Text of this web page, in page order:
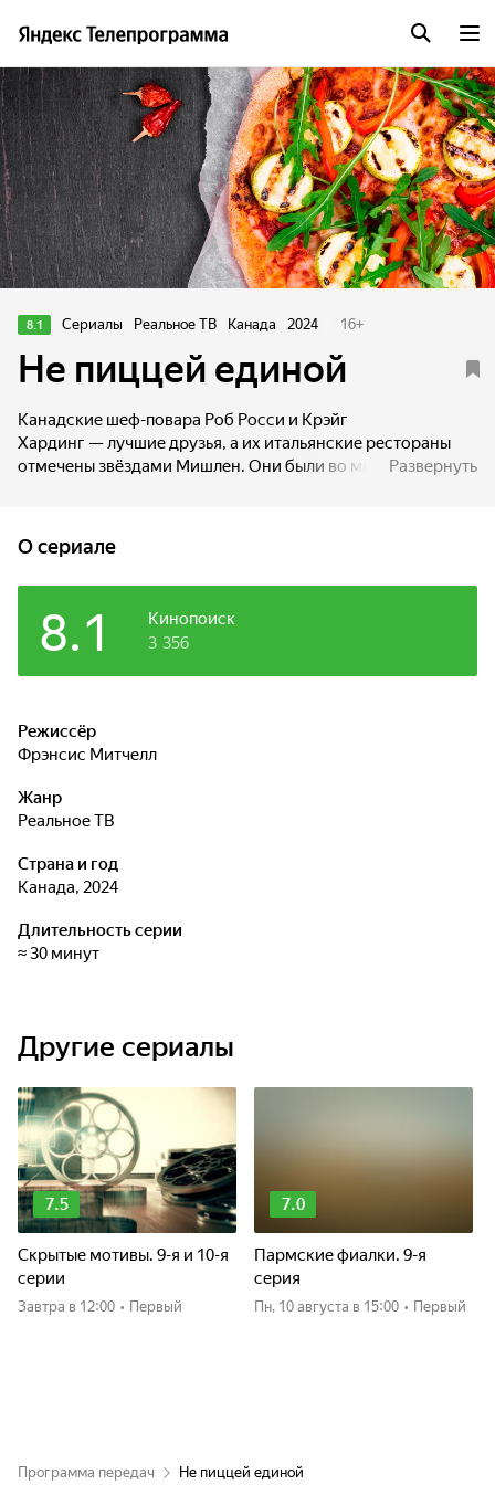
8.1 Сериалы Реальное ТВ Канада 2024 16+
Не пиццей единой
Канадские шеф-повара Роб Росси и Крэйг
Хардинг — лучшие друзья, а их итальянские рестораны
отмечены звёздами Мишлен. Они были во многих странах
Развернуть
O сериале
Кинопоиск
8.1 3 356
Режиссёр
Фрэнсис Митчелл
Жанр
реальное ТВ
Страна и год
Канада, 2024
Длительность серии
≈ 30 минут
Другие сериалы
7.5
Скрытые мотивы. 9-я и 10-я
серии
Завтра в 12:00 • Первый
7.0
Пармские фиалки. 9-я
серия
пн, 10 августа в 15:00 • Первый
Программа передач Не пиццей единой